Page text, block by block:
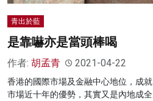
青出於藍
是靠嚇亦是當頭棒喝
作者: 胡孟青 2021-04-22
香港的國際市場及金融中心地位，成
市場近十年的優勢，其實又是內地成